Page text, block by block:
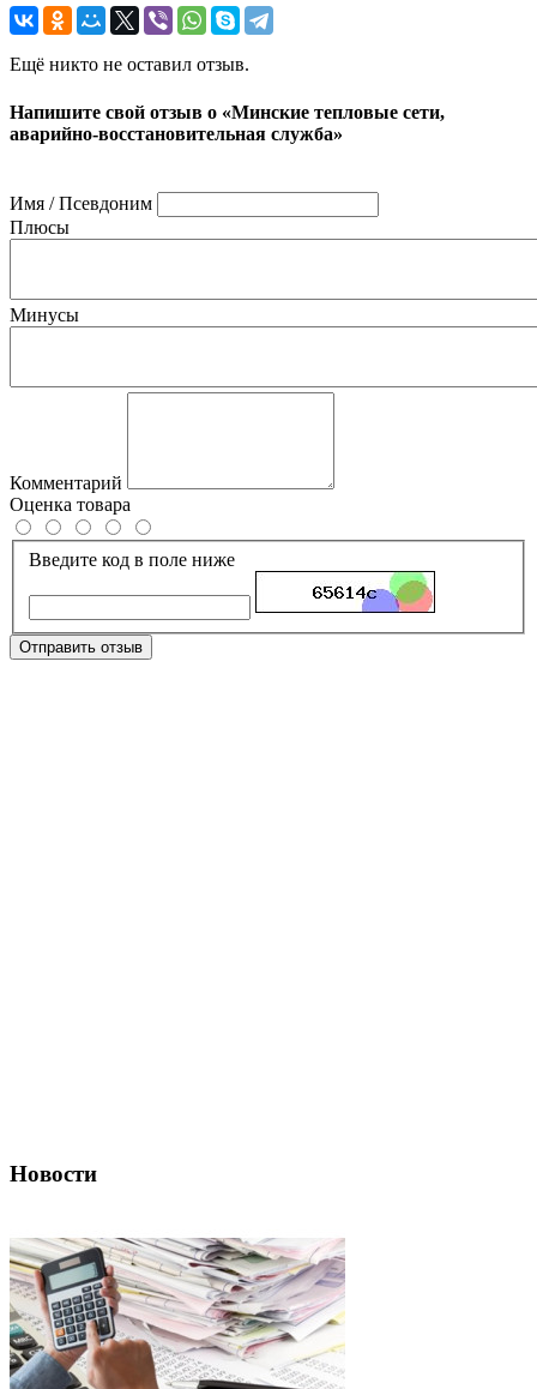
Ещё никто не оставил отзыв.
Напишите свой отзыв о «Минские тепловые сети,
аварийно-восстановительная служба»
Имя / Псевдоним
Плюсы
Минусы
Комментарий
Оценка товара
Введите код в поле ниже
Отправить отзыв
Новости